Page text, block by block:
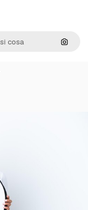
Cerca